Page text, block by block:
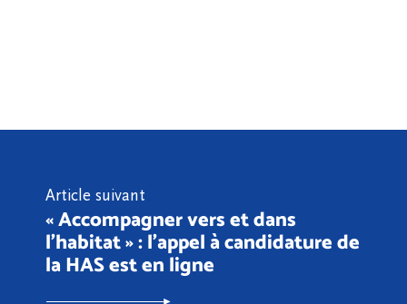
Article suivant
« Accompagner vers et dans
l’habitat » : l’appel à candidature de
la HAS est en ligne